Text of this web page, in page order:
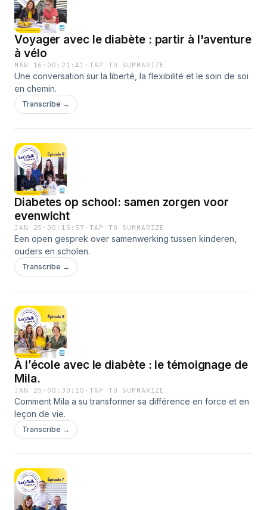
Voyager avec le diabète : partir à l'aventure
à vélo
MAR 16 · 00:21:41 ·TAP TO SUMMARIZE
Une conversation sur la liberté, la flexibilité et le soin de soi
en chemin.
Transcribe →
Diabetes op school: samen zorgen voor
evenwicht
JAN 25 · 00:15:57 ·TAP TO SUMMARIZE
Een open gesprek over samenwerking tussen kinderen,
ouders en scholen.
Transcribe →
À l’école avec le diabète : le témoignage de
Mila.
JAN 25 · 00:30:10 ·TAP TO SUMMARIZE
Comment Mila a su transformer sa différence en force et en
leçon de vie.
Transcribe →